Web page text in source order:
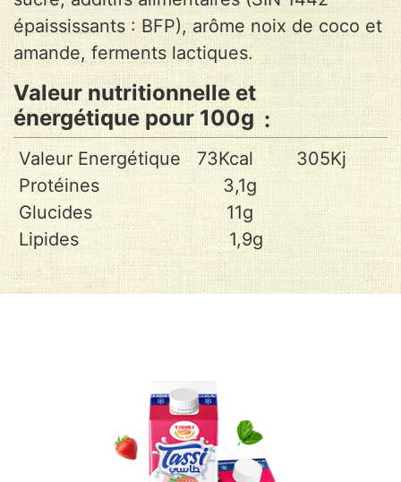
épaississants : BFP), arôme noix de coco et
amande, ferments lactiques.
Valeur nutritionnelle et
énergétique pour 100g
Valeur Energétique 73Kcal 305Kj
Protéines 3,1g
Glucides 11g
Lipides 1,9g